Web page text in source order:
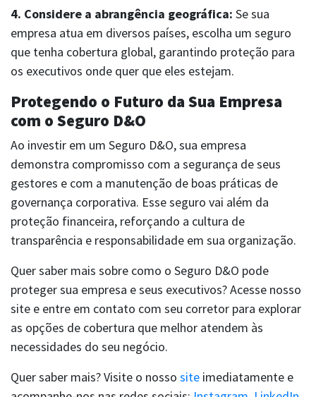
4. Considere a abrangência geográfica: Se sua
empresa atua em diversos países, escolha um seguro
que tenha cobertura global, garantindo proteção para
os executivos onde quer que eles estejam.
Protegendo o Futuro da Sua Empresa
com o Seguro D&O
Ao investir em um Seguro D&O, sua empresa
demonstra compromisso com a segurança de seus
gestores e com a manutenção de boas práticas de
governança corporativa. Esse seguro vai além da
proteção financeira, reforçando a cultura de
transparência e responsabilidade em sua organização.
Quer saber mais sobre como o Seguro D&O pode
proteger sua empresa e seus executivos? Acesse nosso
site e entre em contato com seu corretor para explorar
as opções de cobertura que melhor atendem às
necessidades do seu negócio.
Quer saber mais? Visite o nosso site imediatamente e